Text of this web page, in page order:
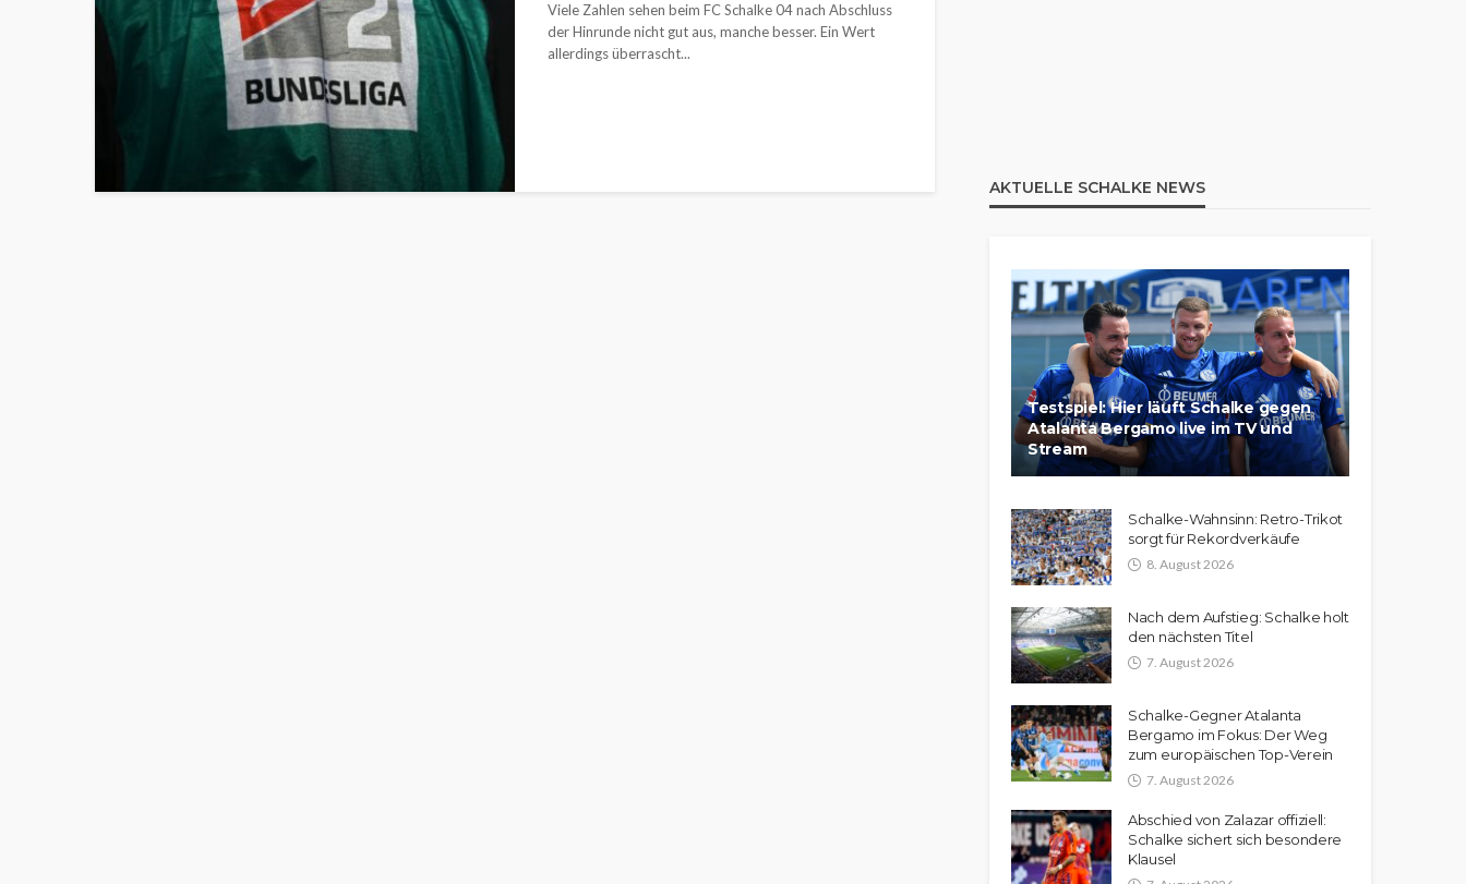
Viele Zahlen sehen beim FC Schalke 04 nach Abschluss
der Hinrunde nicht gut aus, manche besser. Ein Wert
allerdings überrascht...
AKTUELLE SCHALKE NEWS
Testspiel: Hier läuft Schalke gegen
Atalanta Bergamo live im TV und
Stream
Schalke-Wahnsinn: Retro-Trikot
sorgt für Rekordverkäufe
8. August 2026
Nach dem Aufstieg: Schalke holt
den nächsten Titel
7. August 2026
Schalke-Gegner Atalanta
Bergamo im Fokus: Der Weg
zum europäischen Top-Verein
7. August 2026
Abschied von Zalazar offiziell:
Schalke sichert sich besondere
Klausel